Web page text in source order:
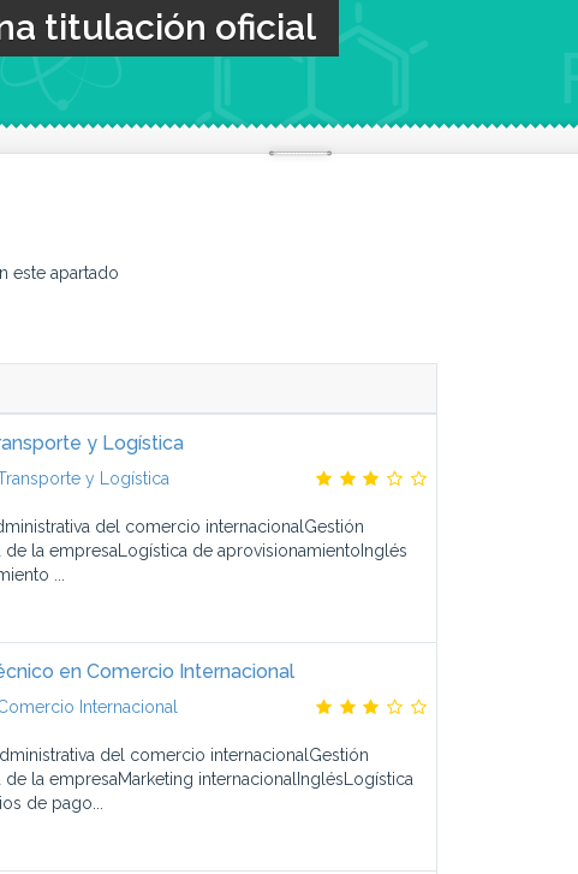
titulación oficial
este apartado
y Logística
y Logística
del comercio internacionalGestión
la empresaLogística de aprovisionamientoInglés
...
en Comercio Internacional
Internacional
del comercio internacionalGestión
la empresaMarketing internacionalInglésLogística
de pago...